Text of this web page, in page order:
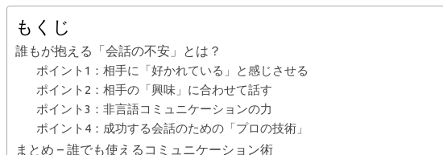
もくじ
誰もが抱える「会話の不安」とは？
ポイント1：相手に「好かれている」と感じさせる
ポイント2：相手の「興味」に合わせて話す
ポイント3：非言語コミュニケーションの力
ポイント4：成功する会話のための「プロの技術」
まとめ – 誰でも使えるコミュニケーション術